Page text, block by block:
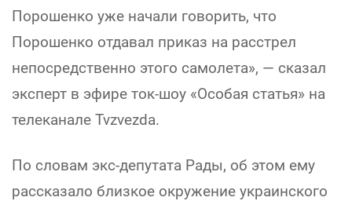
Порошенко уже начали говорить, что
Порошенко отдавал приказ на расстрел
непосредственно этого самолета», — сказал
эксперт в эфире ток-шоу «Особая статья» на
телеканале Tvzvezda.
По словам экс-депутата Рады, об этом ему
рассказало близкое окружение украинского